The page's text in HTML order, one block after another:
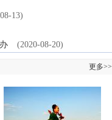
13)
(2020-08-20)
更多>>